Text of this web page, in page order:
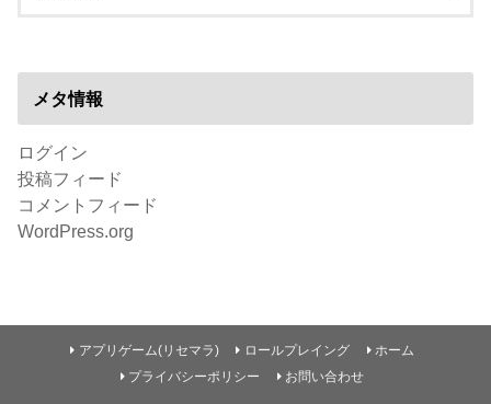
メタ情報
ログイン
投稿フィード
コメントフィード
WordPress.org
アプリゲーム(リセマラ) ロールプレイング
ホーム
プライバシーポリシー
お問い合わせ